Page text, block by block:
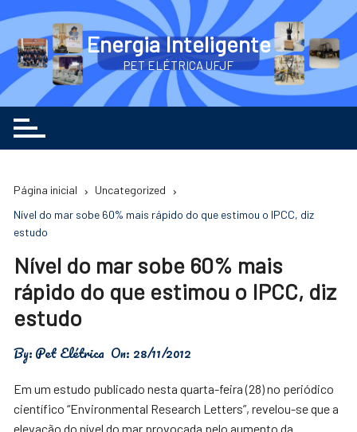
o
conteúdo
Energia Inteligente
PET ELÉTRICA UFJF
Página inicial
Uncategorized
Nível do mar sobe 60% mais rápido do que estimou o IPCC, diz
estudo
Nível do mar sobe 60% mais
rápido do que estimou o IPCC, diz
estudo
By:Pet Elétrica On: 28/11/2012
Em um estudo publicado nesta quarta-feira (28) no periódico
científico “Environmental Research Letters”, revelou-se que a
elevação do nível do mar provocada peloaumento da